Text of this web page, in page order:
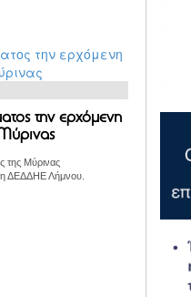
την ερχόμενη
της Μύρινας
η ΔΕΔΔΗΕ Λήμνου.